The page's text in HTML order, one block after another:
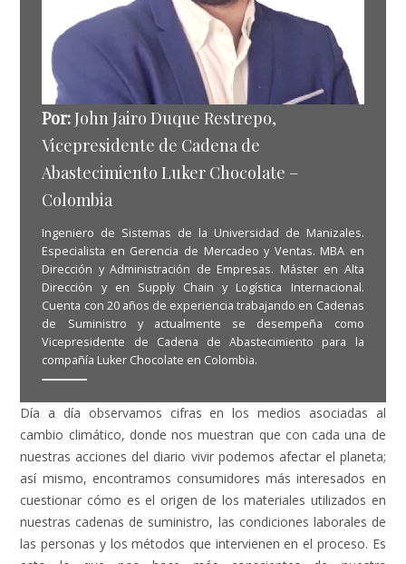
Por:John Jairo Duque Restrepo,
Vicepresidente de Cadena de
Abastecimiento Luker Chocolate –
Colombia
Ingeniero de Sistemas de la Universidad de Manizales.
Especialista en Gerencia de Mercadeo y Ventas. MBA en
Dirección y Administración de Empresas. Máster en Alta
Dirección y en Supply Chain y Logística Internacional.
Cuenta con 20 años de experiencia trabajando en Cadenas
de Suministro y actualmente se desempeña como
Vicepresidente de Cadena de Abastecimiento para la
compañía Luker Chocolate en Colombia.
Día a día observamos cifras en los medios asociadas al
cambio climático, donde nos muestran que con cada una de
nuestras acciones del diario vivir podemos afectar el planeta;
así mismo, encontramos consumidores más interesados en
cuestionar cómo es el origen de los materiales utilizados en
nuestras cadenas de suministro, las condiciones laborales de
las personas y los métodos que intervienen en el proceso. Es